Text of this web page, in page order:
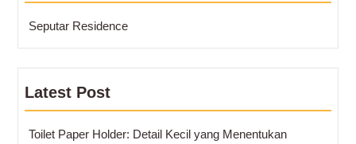
Seputar Residence
Latest Post
Toilet Paper Holder: Detail Kecil yang Menentukan